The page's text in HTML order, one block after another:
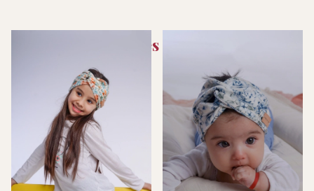
Productos similares